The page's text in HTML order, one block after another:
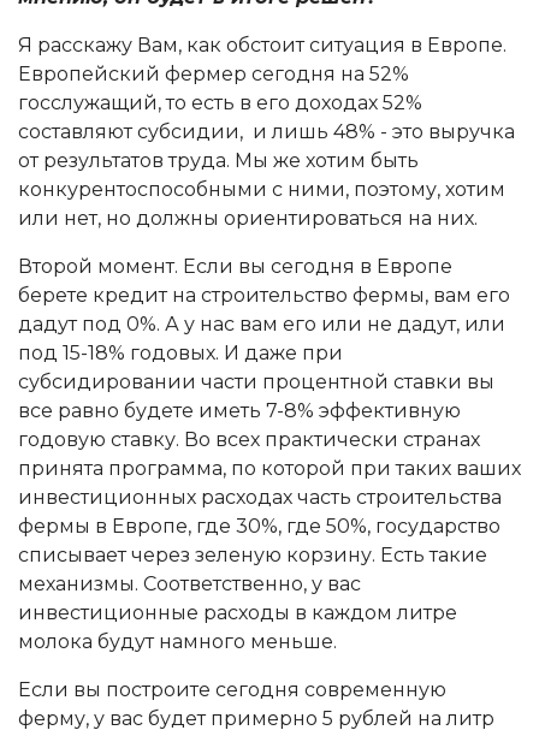
Я расскажу Вам, как обстоит ситуация в Европе.
Европейский фермер сегодня на 52%
госслужащий, то есть в его доходах 52%
составляют субсидии, и лишь 48% - это выручка
от результатов труда. Мы же хотим быть
конкурентоспособными с ними, поэтому, хотим
или нет, но должны ориентироваться на них.
Второй момент. Если вы сегодня в Европе
берете кредит на строительство фермы, вам его
дадут под 0%. А у нас вам его или не дадут, или
под 15-18% годовых. И даже при
субсидировании части процентной ставки вы
все равно будете иметь 7-8% эффективную
годовую ставку. Во всех практически странах
принята программа, по которой при таких ваших
инвестиционных расходах часть строительства
фермы в Европе, где 30%, где 50%, государство
списывает через зеленую корзину. Есть такие
механизмы. Соответственно, у вас
инвестиционные расходы в каждом литре
молока будут намного меньше.
Если вы построите сегодня современную
ферму, у вас будет примерно 5 рублей на литр